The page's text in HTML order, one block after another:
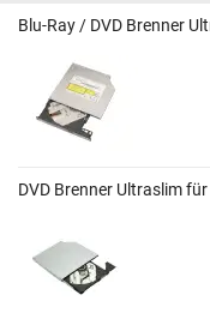
Blu-Ray / DVD Brenner
DVD Brenner Ultraslim